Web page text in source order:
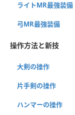
ライトMR最強装備
弓MR最強装備
操作方法と新技
大剣の操作
片手剣の操作
ハンマーの操作